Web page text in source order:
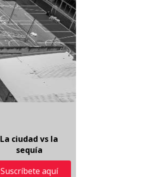
La ciudad vs la
sequía
Suscríbete aquí